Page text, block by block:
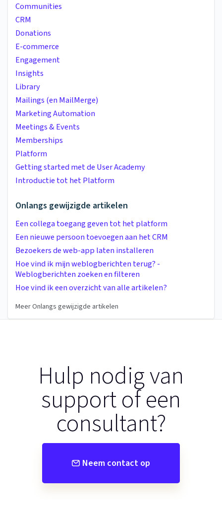
Communities
CRM
Donations
E-commerce
Engagement
Insights
Library
Mailings (en MailMerge)
Marketing Automation
Meetings & Events
Memberships
Platform
Getting started met de User Academy
Introductie tot het Platform
Onlangs gewijzigde artikelen
Een collega toegang geven tot het platform
Een nieuwe persoon toevoegen aan het CRM
Bezoekers de web-app laten installeren
Hoe vind ik mijn weblogberichten terug? -
Weblogberichten zoeken en filteren
Hoe vind ik een overzicht van alle artikelen?
Meer Onlangs gewijzigde artikelen
Hulp nodig van
support of een
consultant?
Neem contact op